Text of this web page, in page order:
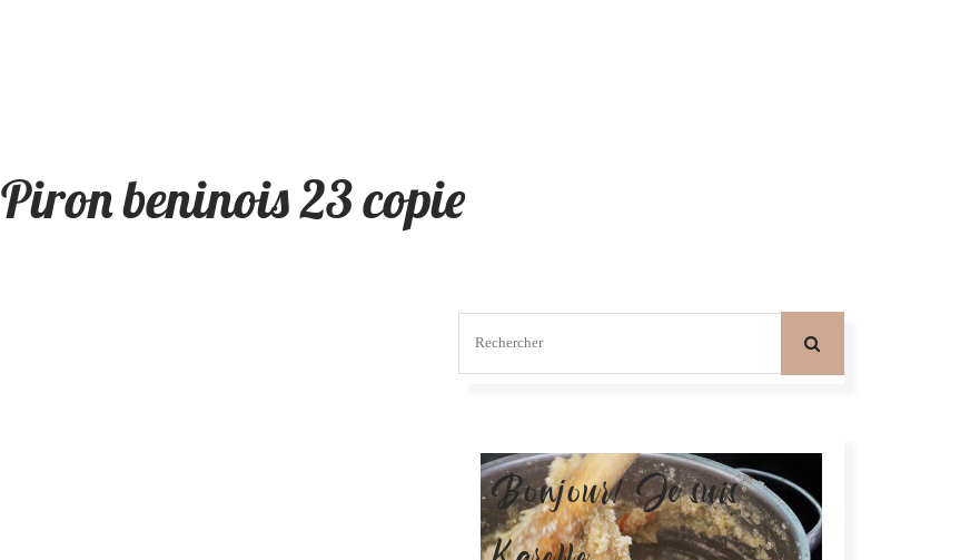
Piron beninois 23 copie
Bonjour! Je suis